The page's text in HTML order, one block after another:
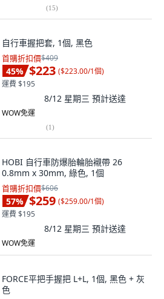
(15)
自行車握把套, 1個, 黑色
首購折扣價$409
45% $223 ($223.00/1個)
運費 $195
8/12 星期三 預計送達
WOW免運
(1)
HOBI 自行車防爆胎輪胎襯帶 26
0.8mm x 30mm, 綠色, 1個
首購折扣價$606
57% $259 ($259.00/1個)
運費 $195
8/12 星期三 預計送達
WOW免運
FORCE平把手握把 L+L, 1個, 黑色 + 灰
色